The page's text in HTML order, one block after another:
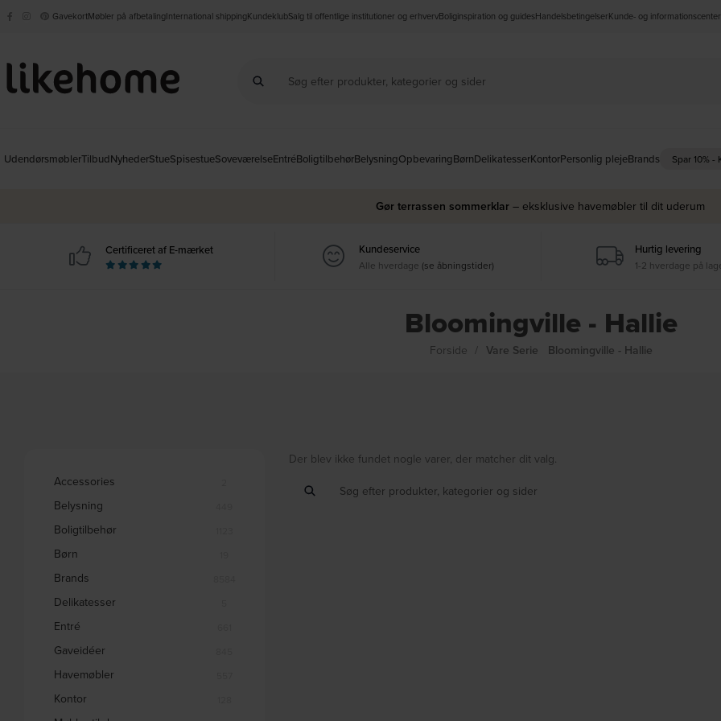
GavekortMøbler på afbetalingInternational shippingKundeklubSalg til offentlige institutioner og erhvervBoliginspiration og guidesHandelsbetingelserKunde- og informationscenter
UdendørsmøblerTilbudNyhederStueSpisestueSoveværelseEntréBoligtilbehørBelysningOpbevaringBørnDelikatesserKontorPersonlig plejeBrands Spar 10%
Gør terrassen sommerklar – eksklusive havemøbler til dit uderum
Certificeret af E-mærket Kundeservice
Alle hverdage (se åbningstider)
Hurtig levering
1-2 hverdage på
Bloomingville - Hallie
Forside Vare Serie Bloomingville - Hallie
Accessories
Belysning
Boligtilbehør
Børn
Brands
Delikatesser
Entré
Gaveidéer
Havemøbler
Kontor
Der blev ikke fundet nogle varer, der matcher dit valg.